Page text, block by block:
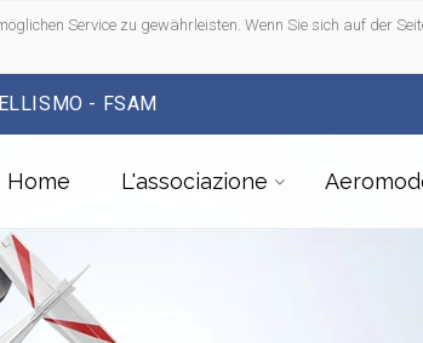
Service zu gewährleisten. Wenn Sie sich auf der
- FSAM
Home L'associazione